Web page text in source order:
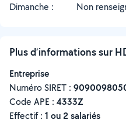
Dimanche :
Non
Plus d’informations sur
Entreprise
Numéro SIRET :
Code APE : 4333Z
Effectif : 1 ou 2 salariés